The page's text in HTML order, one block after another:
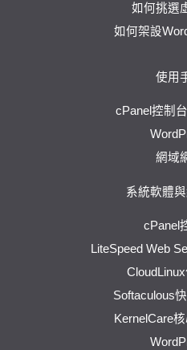
如何挑選
如何架設
使用
cPanel控制
網域
系統軟體
cPanel
LiteSpeed Web
Softaculous
KernelCare